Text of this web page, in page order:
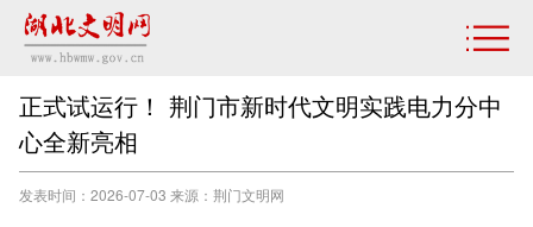
正式试运行！ 荆门市新时代文明实践电力分中
心全新亮相
发表时间：2026-07-03 来源：荆门文明网